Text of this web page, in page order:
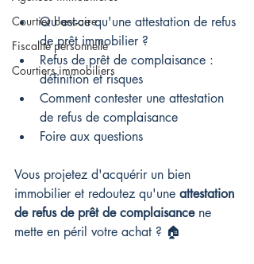
Courtier bancaire
Fiscalité personnelle
Courtiers immobiliers
Qu'est-ce qu'une attestation de refus
de prêt immobilier ?
Refus de prêt de complaisance :
définition et risques
Comment contester une attestation
de refus de complaisance
Foire aux questions
Vous projetez d'acquérir un bien
immobilier et redoutez qu'une attestation
de refus de prêt de complaisance ne
mette en péril votre achat ? 🏠